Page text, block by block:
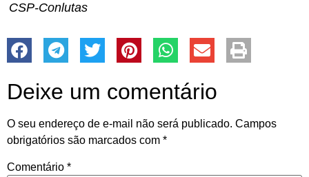
CSP-Conlutas
Deixe um comentário
O seu endereço de e-mail não será publicado. Campos
obrigatórios são marcados com *
Comentário *